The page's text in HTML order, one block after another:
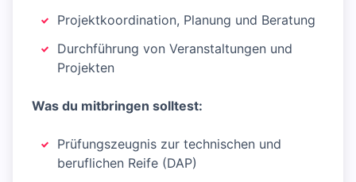
Projektkoordination, Planung und Beratung
Durchführung von Veranstaltungen und
Projekten
Was du mitbringen solltest:
Prüfungszeugnis zur technischen und
beruflichen Reife (DAP)